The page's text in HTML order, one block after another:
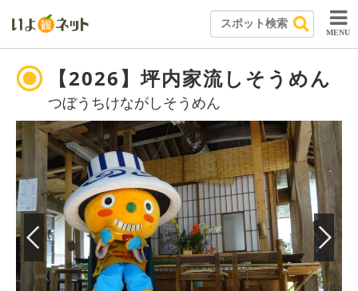
MENU
【2026】坪内家流しそうめん
つぼうちけながしそうめん